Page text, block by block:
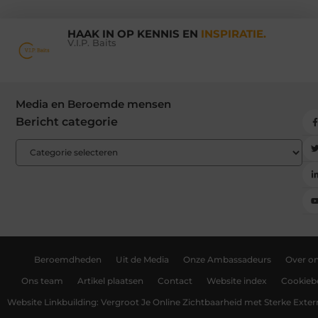
HAAK IN OP KENNIS EN INSPIRATIE.
V.I.P. Baits
Media en Beroemde mensen
Bericht categorie
Beroemdheden Uit de Media Onze Ambassadeurs Over
Ons team Artikel plaatsen Contact Website index
Website Linkbuilding: Vergroot Je Online Zichtbaarheid met Sterke